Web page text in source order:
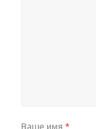
Ваше имя *